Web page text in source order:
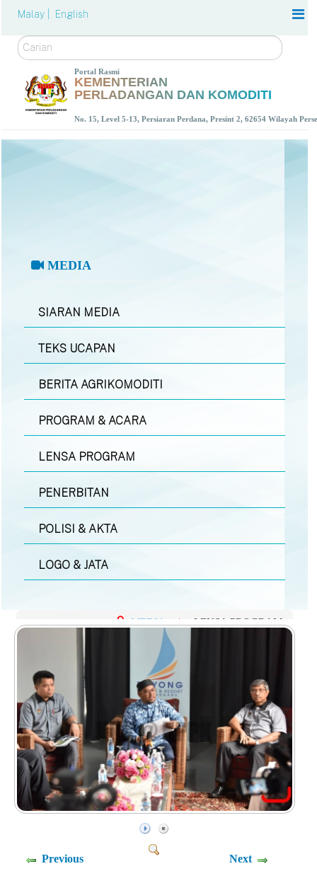
Malay | English
Carian
Portal Rasmi
KEMENTERIAN
PERLADANGAN DAN KOMODITI
No. 15, Level 5-13, Persiaran Perdana, Presint 2, 62654 Wilayah
MEDIA
SIARAN MEDIA
TEKS UCAPAN
BERITA AGRIKOMODITI
PROGRAM & ACARA
LENSA PROGRAM
PENERBITAN
POLISI & AKTA
LOGO & JATA
MEDIA | LENSA PROGRAM
Previous Next